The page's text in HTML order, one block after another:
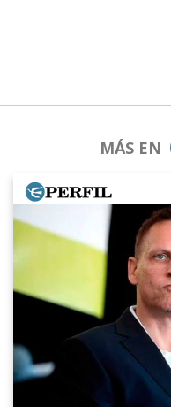
MÁS EN